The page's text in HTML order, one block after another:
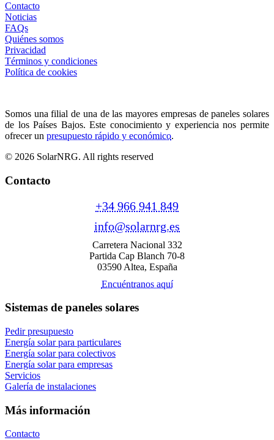
Contacto
Noticias
FAQs
Quiénes somos
Privacidad
Términos y condiciones
Política de cookies
Somos una filial de una de las mayores empresas de paneles solares
de los Países Bajos. Este conocimiento y experiencia nos permite
ofrecer un presupuesto rápido y económico.
© 2026 SolarNRG. All rights reserved
Contacto
+34 966 941 849
info@solarnrg.es
Carretera Nacional 332
Partida Cap Blanch 70-8
03590 Altea, España
Encuéntranos aquí
Sistemas de paneles solares
Pedir presupuesto
Energía solar para particulares
Energía solar para colectivos
Energía solar para empresas
Servicios
Galería de instalaciones
Más información
Contacto